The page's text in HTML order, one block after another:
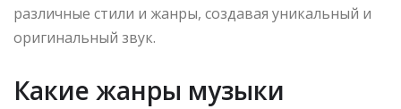
различные стили и жанры, создавая уникальный и
оригинальный звук.
Какие жанры музыки